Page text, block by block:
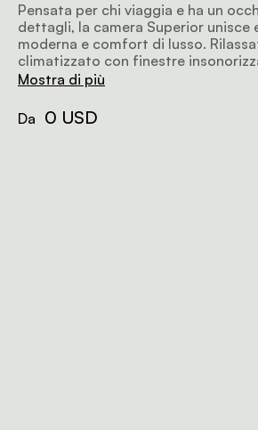
Pensata per chi viaggia e ha un
dettagli, la camera Superior unisce
moderna e comfort di lusso.
climatizzato con finestre
pioggia rinfrescante, che ti
Nairobi.
Mostra di più
Da 0 USD